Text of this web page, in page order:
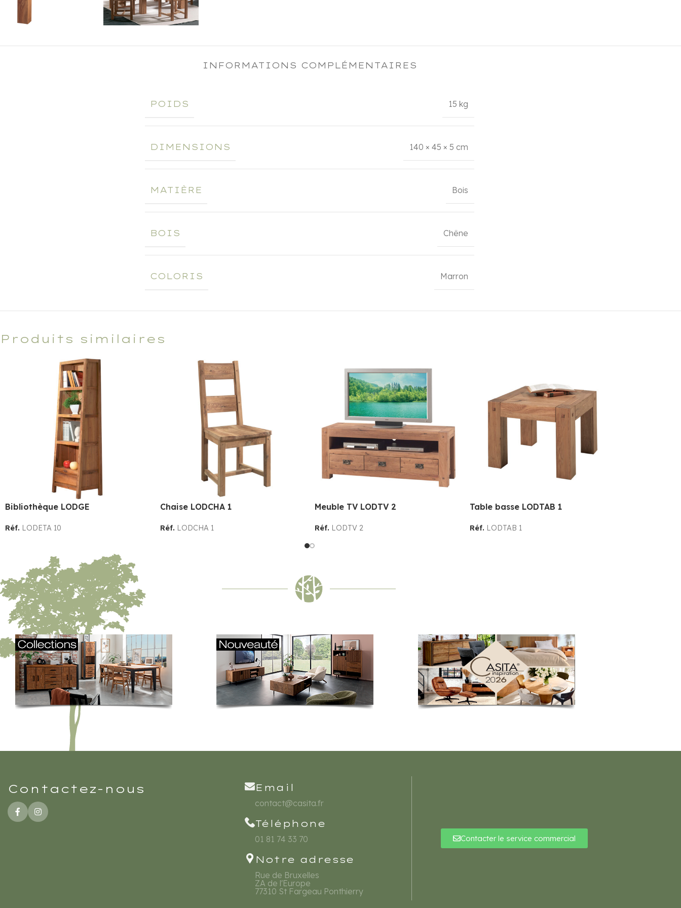
INFORMATIONS COMPLÉMENTAIRES
POIDS 15 kg
DIMENSIONS 140 × 45 × 5 cm
MATIÈRE Bois
BOIS Chêne
COLORIS Marron
Produits similaires
Bibliothèque LODGE
Réf. LODETA 10
Chaise LODCHA 1
Réf. LODCHA 1
Meuble TV LODTV 2
Réf. LODTV 2
Table basse LODTAB 1
Réf. LODTAB 1
Contactez-nous Email
contact@casita.fr
Téléphone
01 81 74 33 70
Notre adresse
Rue de Bruxelles
ZA de l'Europe
77310 St Fargeau Ponthierry
Contacter le service commercial